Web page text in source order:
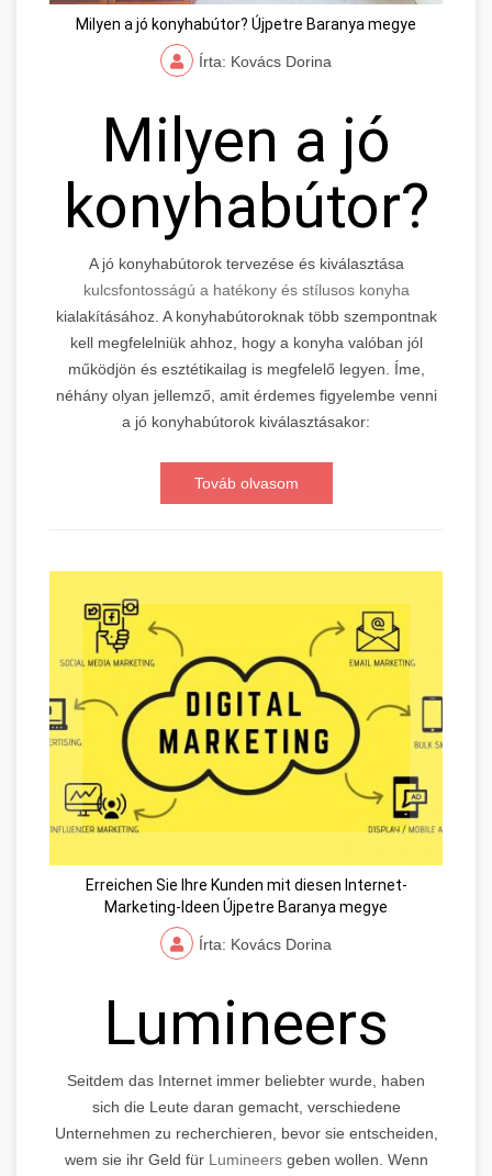
Milyen a jó konyhabútor? Újpetre Baranya megye
Írta: Kovács Dorina
Milyen a jó
konyhabútor?
A jó konyhabútorok tervezése és kiválasztása
kulcsfontosságú a hatékony és stílusos konyha
kialakításához. A konyhabútoroknak több szempontnak
kell megfelelniük ahhoz, hogy a konyha valóban jól
működjön és esztétikailag is megfelelő legyen. Íme,
néhány olyan jellemző, amit érdemes figyelembe venni
a jó konyhabútorok kiválasztásakor:
Továb olvasom
Erreichen Sie Ihre Kunden mit diesen Internet-
Marketing-Ideen Újpetre Baranya megye
Írta: Kovács Dorina
Lumineers
Seitdem das Internet immer beliebter wurde, haben
sich die Leute daran gemacht, verschiedene
Unternehmen zu recherchieren, bevor sie entscheiden,
wem sie ihr Geld für Lumineersgeben wollen. Wenn